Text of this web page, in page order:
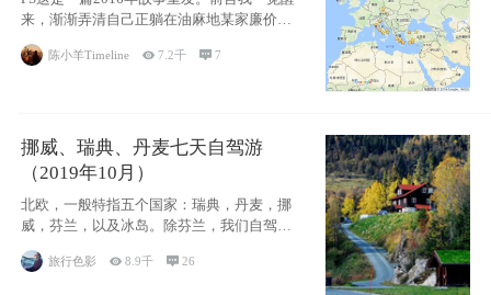
来，渐渐弄清自己正躺在油麻地某家廉价宾
馆
陈小羊Timeline 7.2千 7
挪威、瑞典、丹麦七天自驾游
（2019年10月）
北欧，一般特指五个国家：瑞典，丹麦，挪
威，芬兰，以及冰岛。除芬兰，我们自驾游
旅行色影 8.9千 26